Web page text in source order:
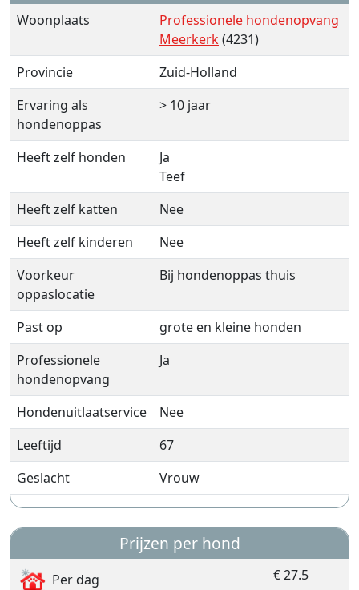
Woonplaats
Professionele hondenopvang
Meerkerk(4231)
Provincie
Zuid-Holland
Ervaring als
hondenoppas
> 10 jaar
Heeft zelf honden
Ja
Teef
Heeft zelf katten
Nee
Heeft zelf kinderen
Nee
Voorkeur
oppaslocatie
Bij hondenoppas thuis
Past op
grote en kleine honden
Professionele
hondenopvang
Ja
Hondenuitlaatservice
Nee
Leeftijd
67
Geslacht
Vrouw
Prijzen per hond
Per dag € 27.5